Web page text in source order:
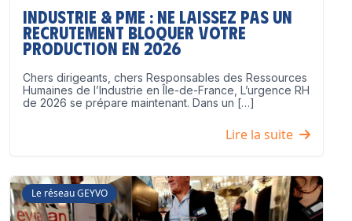
Industrie & PME : ne laissez pas un
recrutement bloquer votre
production en 2026
Chers dirigeants, chers Responsables des Ressources
Humaines de l’Industrie en Île-de-France, L’urgence RH
de 2026 se prépare maintenant. Dans un […]
Lire la suite
Le réseau GEYVO